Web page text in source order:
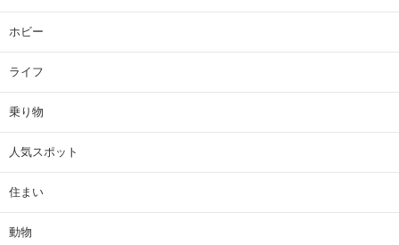
ホビー
ライフ
乗り物
人気スポット
住まい
動物